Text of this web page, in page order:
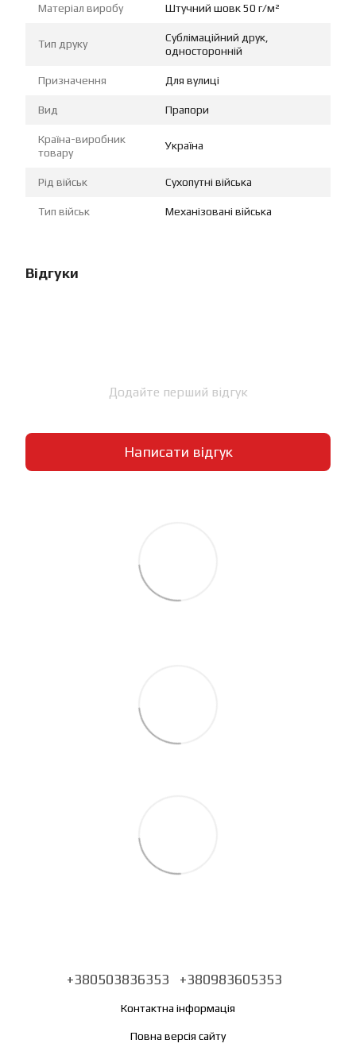
Матеріал виробу Штучний шовк 50 г/м²
Тип друку
Сублімаційний друк,
односторонній
Призначення Для вулиці
Вид Прапори
Країна-виробник
товару
Україна
Рід військ Сухопутні війська
Тип військ Механізовані війська
Відгуки
Додайте перший відгук
Написати відгук
+380503836353 +380983605353
Контактна інформація
Повна версія сайту